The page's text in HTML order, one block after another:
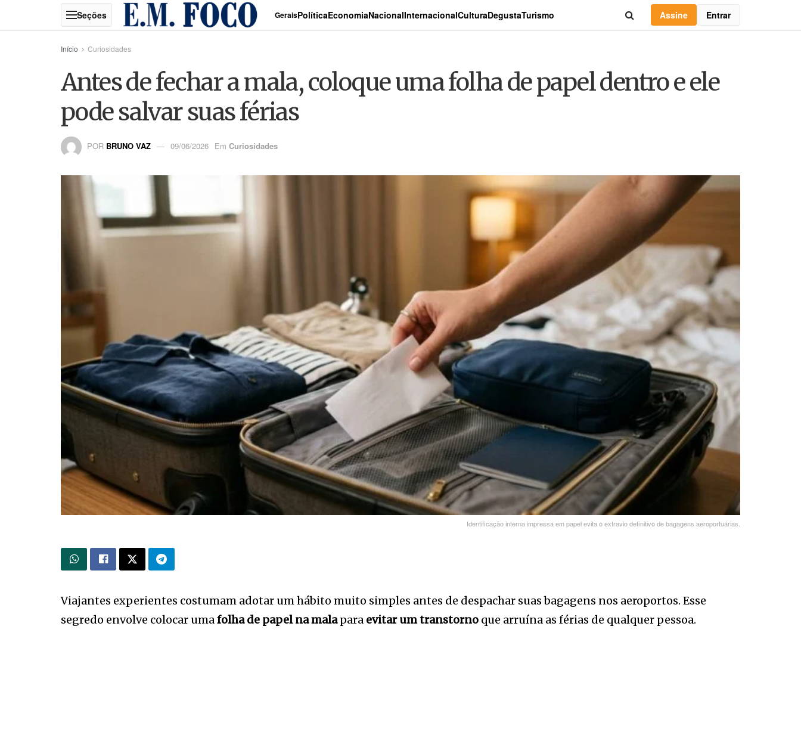
GeraisPolíticaEconomiaNacionalInternacionalCulturaDegustaTurismo Assine Entrar
Início Curiosidades
Antes de fechar a mala, coloque uma folha de papel dentro e ele
pode salvar suas férias
POR BRUNO VAZ 09/06/2026 Em Curiosidades
Identificação interna impressa em papel evita o extravio definitivo de bagagens aeroportuárias.
Viajantes experientes costumam adotar um hábito muito simples antes de despachar suas bagagens nos aeroportos. Esse
segredo envolve colocar umafolha de papel na malapara evitar um transtorno que arruína as férias de qualquer pessoa.